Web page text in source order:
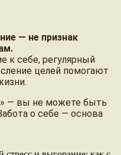
— не признак
к себе, регулярный
целей помогают
— вы не можете быть
о себе — основа